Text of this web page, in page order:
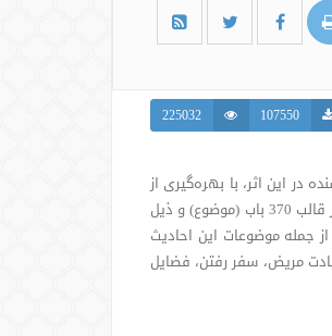
107550
225032
این اثر، با بهره‌گیری از
منابع معتبر حدیثی، گزیده‌ای از کلام گهربارِ پیامبر رحمت و مغرفت –محمد مصطفی- را در قالب 370 باب (موضوع) و ذیل
جمله موضوعات این احادیث
مریض، سفر رفتن، فضایل